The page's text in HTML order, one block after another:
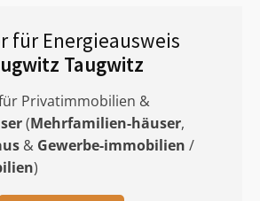
für Energieausweis
Taugwitz
Privatimmobilien &
(Mehrfamilien-häuser,
& Gewerbe-immobilien /
)